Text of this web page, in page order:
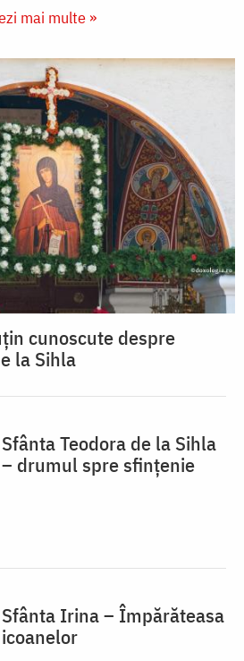
mai multe »
cunoscute despre
la Sihla
Sfânta Teodora de la Sihla
– drumul spre sfințenie
Sfânta Irina – Împărăteasa
icoanelor